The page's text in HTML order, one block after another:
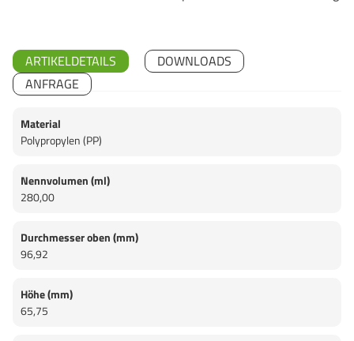
ARTIKELDETAILS
Material
Polypropylen (PP)
Nennvolumen (ml)
280,00
Durchmesser oben (mm)
96,92
Höhe (mm)
65,75
DOWNLOADS
ANFRAGE